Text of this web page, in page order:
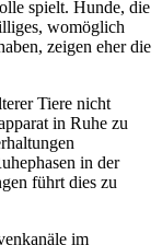
spielt. Hunde, die
womöglich
zeigen eher die
Tiere nicht
in Ruhe zu
in der
führt dies zu
im